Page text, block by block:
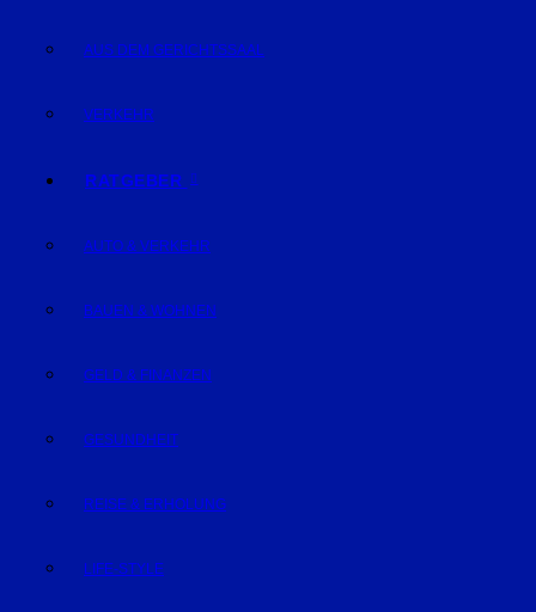
AUS DEM GERICHTSSAAL
VERKEHR
RATGEBER
AUTO & VERKEHR
BAUEN & WOHNEN
GELD & FINANZEN
GESUNDHEIT
REISE & ERHOLUNG
LIFE-STYLE